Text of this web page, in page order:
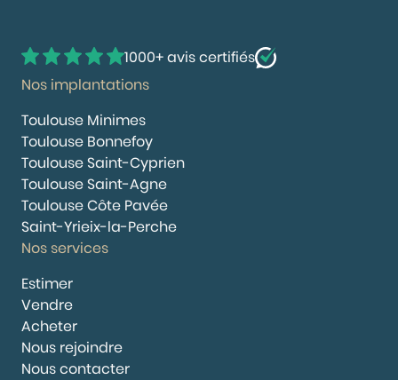
1000+ avis certifiés
Nos implantations
Toulouse Minimes
Toulouse Bonnefoy
Toulouse Saint-Cyprien
Toulouse Saint-Agne
Toulouse Côte Pavée
Saint-Yrieix-la-Perche
Nos services
Estimer
Vendre
Acheter
Nous rejoindre
Nous contacter